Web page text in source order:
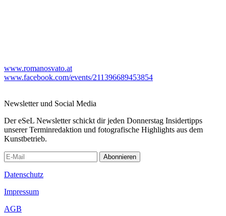
www.romanosvato.at
www.facebook.com/events/211396689453854
Newsletter und Social Media
Der eSeL Newsletter schickt dir jeden Donnerstag Insidertipps
unserer Terminredaktion und fotografische Highlights aus dem
Kunstbetrieb.
Abonnieren
Datenschutz
Impressum
AGB